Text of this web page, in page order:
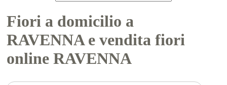
Fiori a domicilio a
RAVENNA e vendita fiori
online RAVENNA